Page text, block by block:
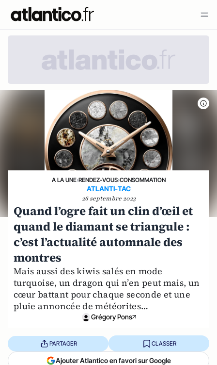
A LA UNE›RENDEZ-VOUS›CONSOMMATION
ATLANTI-TAC
26 septembre 2023
Quand l’ogre fait un clin d’œil et
quand le diamant se triangule :
c’est l’actualité automnale des
montres
Mais aussi des kiwis salés en mode
turquoise, un dragon qui n’en peut mais, un
cœur battant pour chaque seconde et une
pluie annoncée de météorites…
Grégory Pons
PARTAGER CLASSER
Ajouter Atlantico en favori sur Google